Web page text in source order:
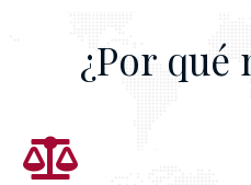
¿Por qué